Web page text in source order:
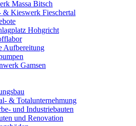
Massa Bitsch
& Kieswerk Fieschertal
Hohgricht
Aufbereitung
Gamsen
& Totalunternehmung
und Industriebauten
und Renovation